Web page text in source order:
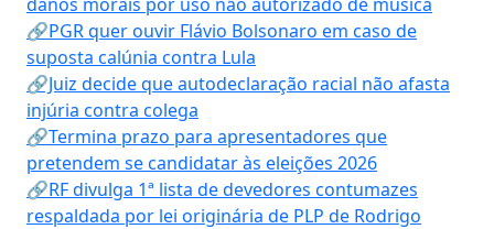
🔗PGR quer ouvir Flávio Bolsonaro em caso de
suposta calúnia contra Lula
🔗Juiz decide que autodeclaração racial não afasta
injúria contra colega
🔗Termina prazo para apresentadores que
pretendem se candidatar às eleições 2026
🔗RF divulga 1ª lista de devedores contumazes
respaldada por lei originária de PLP de Rodrigo